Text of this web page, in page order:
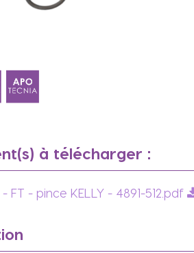
à télécharger :
- FT - pince KELLY - 4891-512.pdf